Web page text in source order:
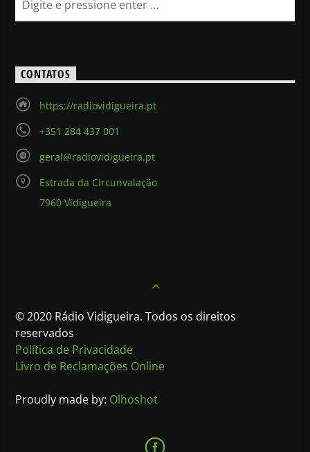
CONTATOS
https://radiovidigueira.pt
+351 284 437 001
geral@radiovidigueira.pt
Estrada da Circunvalação
7960 Vidigueira
© 2020 Rádio Vidigueira. Todos os direitos
reservados
Política de Privacidade
Livro de Reclamações Online
Proudly made by: Olhoshot